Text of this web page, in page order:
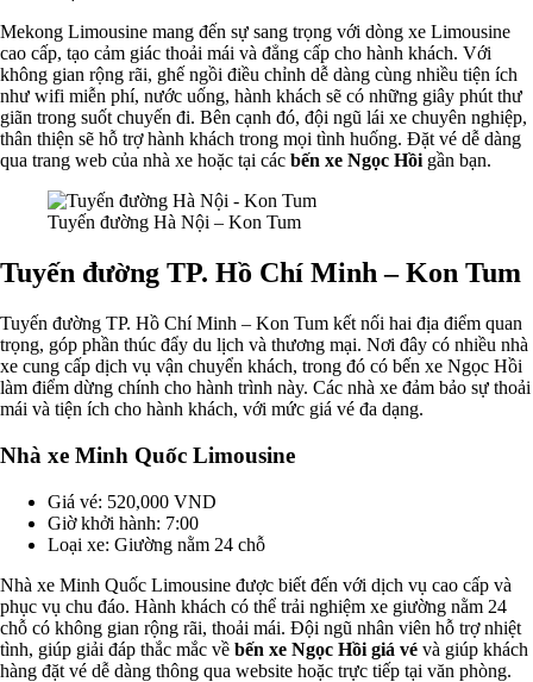
Mekong Limousine mang đến sự sang trọng với dòng xe Limousine
cao cấp, tạo cảm giác thoải mái và đẳng cấp cho hành khách. Với
không gian rộng rãi, ghế ngồi điều chỉnh dễ dàng cùng nhiều tiện ích
như wifi miễn phí, nước uống, hành khách sẽ có những giây phút thư
giãn trong suốt chuyến đi. Bên cạnh đó, đội ngũ lái xe chuyên nghiệp,
thân thiện sẽ hỗ trợ hành khách trong mọi tình huống. Đặt vé dễ dàng
qua trang web của nhà xe hoặc tại các bến xe Ngọc Hồi gần bạn.
Tuyến đường Hà Nội – Kon Tum
Tuyến đường TP. Hồ Chí Minh – Kon Tum
Tuyến đường TP. Hồ Chí Minh – Kon Tum kết nối hai địa điểm quan
trọng, góp phần thúc đẩy du lịch và thương mại. Nơi đây có nhiều nhà
xe cung cấp dịch vụ vận chuyển khách, trong đó có bến xe Ngọc Hồi
làm điểm dừng chính cho hành trình này. Các nhà xe đảm bảo sự thoải
mái và tiện ích cho hành khách, với mức giá vé đa dạng.
Nhà xe Minh Quốc Limousine
Giá vé: 520,000 VND
Giờ khởi hành: 7:00
Loại xe: Giường nằm 24 chỗ
Nhà xe Minh Quốc Limousine được biết đến với dịch vụ cao cấp và
phục vụ chu đáo. Hành khách có thể trải nghiệm xe giường nằm 24
chỗ có không gian rộng rãi, thoải mái. Đội ngũ nhân viên hỗ trợ nhiệt
tình, giúp giải đáp thắc mắc về bến xe Ngọc Hồi giá vé và giúp khách
hàng đặt vé dễ dàng thông qua website hoặc trực tiếp tại văn phòng.